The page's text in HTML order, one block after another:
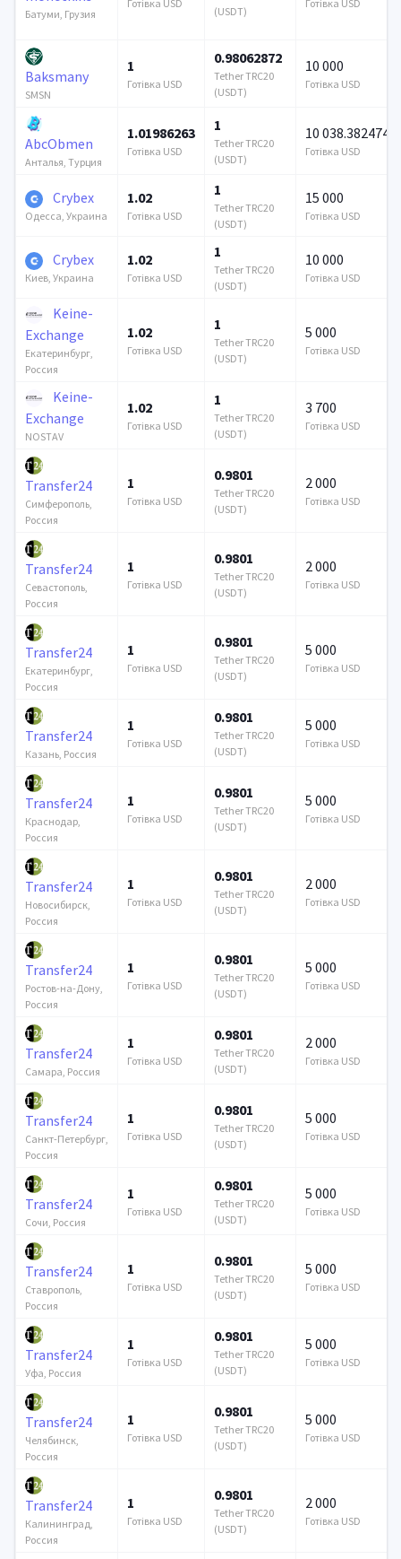
Батуми, Грузия
Готівка USD
(USDT)
Готівка USD
Baksmany
SMSN
1
Готівка USD
0.98062872
Tether TRC20
(USDT)
10 000
Готівка USD
AbcObmen
Анталья, Турция
1.01986263
Готівка USD
1
Tether TRC20
(USDT)
10 038.382474
Готівка USD
Crybex
Одесса, Украина
1.02
Готівка USD
1
Tether TRC20
(USDT)
15 000
Готівка USD
Crybex
Киев, Украина
1.02
Готівка USD
1
Tether TRC20
(USDT)
10 000
Готівка USD
Keine-
Exchange
Екатеринбург,
Россия
1.02
Готівка USD
1
Tether TRC20
(USDT)
5 000
Готівка USD
Keine-
Exchange
NOSTAV
1.02
Готівка USD
1
Tether TRC20
(USDT)
3 700
Готівка USD
Transfer24
Симферополь,
Россия
1
Готівка USD
0.9801
Tether TRC20
(USDT)
2 000
Готівка USD
Transfer24
Севастополь,
Россия
1
Готівка USD
0.9801
Tether TRC20
(USDT)
2 000
Готівка USD
Transfer24
Екатеринбург,
Россия
1
Готівка USD
0.9801
Tether TRC20
(USDT)
5 000
Готівка USD
Transfer24
Казань, Россия
1
Готівка USD
0.9801
Tether TRC20
(USDT)
5 000
Готівка USD
Transfer24
Краснодар,
Россия
1
Готівка USD
0.9801
Tether TRC20
(USDT)
5 000
Готівка USD
Transfer24
Новосибирск,
Россия
1
Готівка USD
0.9801
Tether TRC20
(USDT)
2 000
Готівка USD
Transfer24
Ростов-на-Дону,
Россия
1
Готівка USD
0.9801
Tether TRC20
(USDT)
5 000
Готівка USD
Transfer24
Самара, Россия
1
Готівка USD
0.9801
Tether TRC20
(USDT)
2 000
Готівка USD
Transfer24
Санкт-Петербург,
Россия
1
Готівка USD
0.9801
Tether TRC20
(USDT)
5 000
Готівка USD
Transfer24
Сочи, Россия
1
Готівка USD
0.9801
Tether TRC20
(USDT)
5 000
Готівка USD
Transfer24
Ставрополь,
Россия
1
Готівка USD
0.9801
Tether TRC20
(USDT)
5 000
Готівка USD
Transfer24
Уфа, Россия
1
Готівка USD
0.9801
Tether TRC20
(USDT)
5 000
Готівка USD
Transfer24
Челябинск,
Россия
1
Готівка USD
0.9801
Tether TRC20
(USDT)
5 000
Готівка USD
Transfer24
Калининград,
Россия
1
Готівка USD
0.9801
Tether TRC20
(USDT)
2 000
Готівка USD